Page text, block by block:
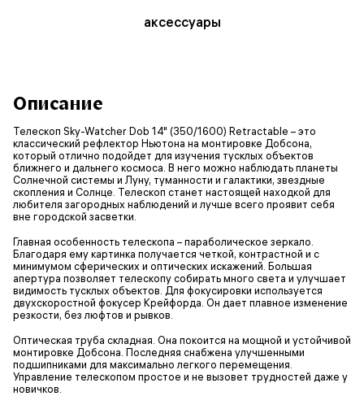
аксессуары
Описание
Телескоп Sky-Watcher Dob 14" (350/1600) Retractable – это
классический рефлектор Ньютона на монтировке Добсона,
который отлично подойдет для изучения тусклых объектов
ближнего и дальнего космоса. В него можно наблюдать планеты
Солнечной системы и Луну, туманности и галактики, звездные
скопления и Солнце. Телескоп станет настоящей находкой для
любителя загородных наблюдений и лучше всего проявит себя
вне городской засветки.
Главная особенность телескопа – параболическое зеркало.
Благодаря ему картинка получается четкой, контрастной и с
минимумом сферических и оптических искажений. Большая
апертура позволяет телескопу собирать много света и улучшает
видимость тусклых объектов. Для фокусировки используется
двухскоростной фокусер Крейфорда. Он дает плавное изменение
резкости, без люфтов и рывков.
Оптическая труба складная. Она покоится на мощной и устойчивой
монтировке Добсона. Последняя снабжена улучшенными
подшипниками для максимально легкого перемещения.
Управление телескопом простое и не вызовет трудностей даже у
новичков.